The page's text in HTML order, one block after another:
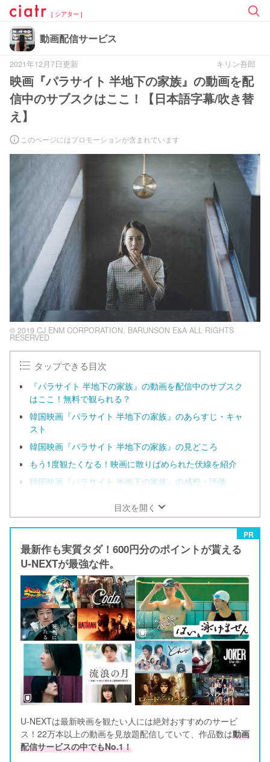
[ シアター ]
動画配信サービス
2021年12月7日更新 キリン吾郎
映画『パラサイト 半地下の家族』の動画を配
信中のサブスクはここ！【日本語字幕/吹き替
え】
このページにはプロモーションが含まれています
© 2019 CJ ENM CORPORATION, BARUNSON E&A ALL RIGHTS
RESERVED
タップできる目次
『パラサイト 半地下の家族』の動画を配信中のサブスク
はここ！無料で観られる？
韓国映画『パラサイト 半地下の家族』のあらすじ・キャ
スト
韓国映画『パラサイト 半地下の家族』の見どころ
もう1度観たくなる！映画に散りばめられた伏線を紹介
韓国映画『パラサイト 半地下の家族』の感想・評価
目次を開く
PR
最新作も実質タダ！600円分のポイントが貰える
U-NEXTが最強な件。
U-NEXTは最新映画を観たい人には絶対おすすめのサービ
ス！22万本以上の動画を見放題配信していて、作品数は動画
配信サービスの中でもNo.1！